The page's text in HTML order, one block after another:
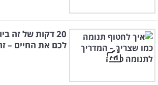
20 דקות של זה
לכם את החיים –